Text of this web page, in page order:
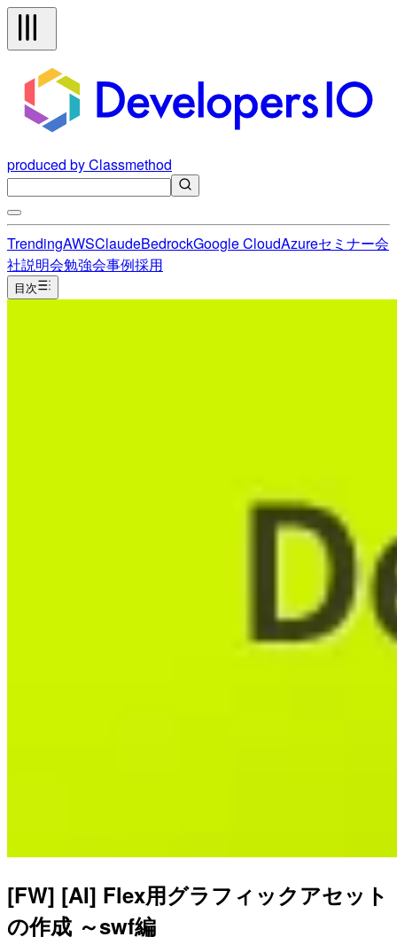
produced by Classmethod
TrendingAWSClaudeBedrockGoogle CloudAzureセミナー会
社説明会勉強会事例採用
目次
[FW] [AI] Flex用グラフィックアセット
の作成 ～swf編